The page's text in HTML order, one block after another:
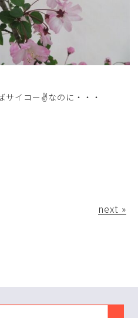
イコー✌なのに・・・
next »